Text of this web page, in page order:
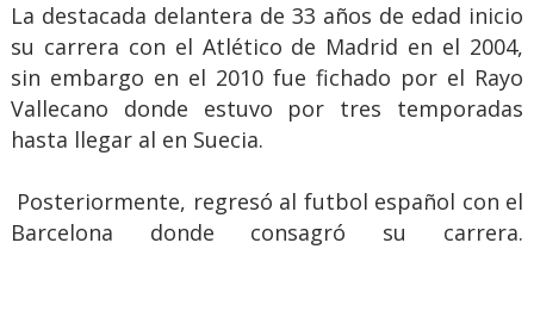
La destacada delantera de 33 años de edad inicio
su carrera con el Atlético de Madrid en el 2004,
sin embargo en el 2010 fue fichado por el Rayo
Vallecano donde estuvo por tres temporadas
hasta llegar al en Suecia.
Posteriormente, regresó al futbol español con el
Barcelona donde consagró su carrera.